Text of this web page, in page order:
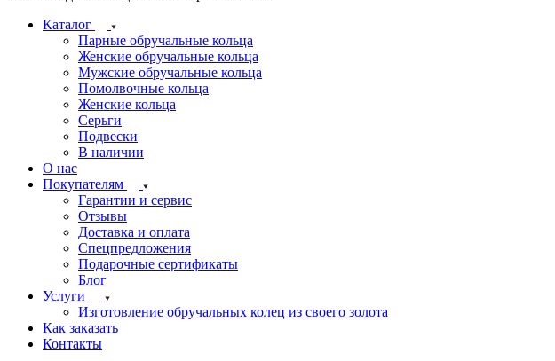
Каталог
Парные обручальные кольца
Женские обручальные кольца
Мужские обручальные кольца
Помолвочные кольца
Женские кольца
Серьги
Подвески
В наличии
О нас
Покупателям
Гарантии и сервис
Отзывы
Доставка и оплата
Спецпредложения
Подарочные сертификаты
Блог
Услуги
Изготовление обручальных колец из своего золота
Как заказать
Контакты